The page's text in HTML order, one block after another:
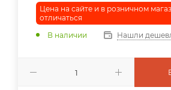
Цена на сайте и в розничном
отличаться
В наличии
Нашли